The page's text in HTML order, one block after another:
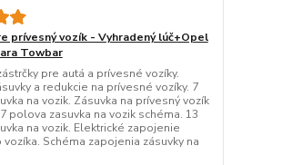
prívesný vozík - Vyhradený lúč+Opel
Towbar
pre autá a prívesné vozíky.
a redukcie na prívesné vozíky. 7
na vozik. Zásuvka na prívesný vozík
polova zasuvka na vozik schéma. 13
na vozik. Elektrické zapojenie
Schéma zapojenia zásuvky na